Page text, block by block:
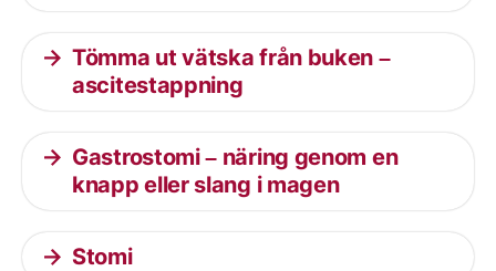
Tömma ut vätska från buken –
ascitestappning
Gastrostomi – näring genom en
knapp eller slang i magen
Stomi